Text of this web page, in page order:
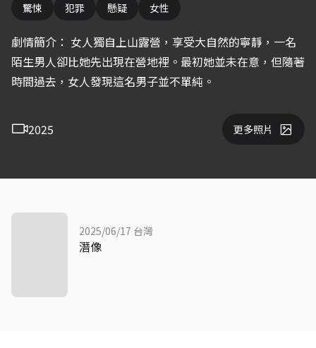
驚悚 犯罪 懸疑 女性
劇情簡介： 女人獨自上山露營，享受大自然的寧靜，一名
陌生男人卻比她先出現在營地裡。最初她並未在意，但隨著
時間過去，女人發現這名男子並不單純。
2025 更多照片
2025/06/17 台灣
潛像